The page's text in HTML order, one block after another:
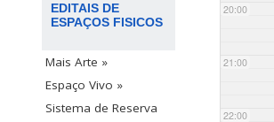
EDITAIS DE
ESPAÇOS FISICOS
Mais Arte »
Espaço Vivo »
Sistema de Reserva
20:00
21:00
22:00